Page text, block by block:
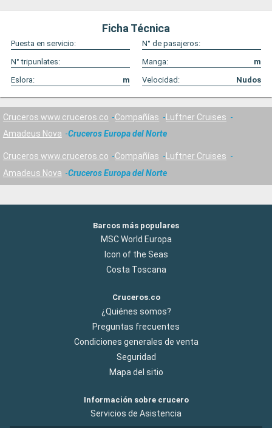
Ficha Técnica
Puesta en servicio:
N° de pasajeros:
N° tripunlates:
Manga:
m
Eslora:
m Velocidad: Nudos
Cruceros www.cruceros.co Compañías
Luftner Cruises
Amadeus Nova
Cruceros Europa del Norte
Cruceros www.cruceros.co Compañías
Luftner Cruises
Amadeus Nova
Cruceros Europa del Norte
Barcos más populares
MSC World Europa
Icon of the Seas
Costa Toscana
Cruceros.co
¿Quiénes somos?
Preguntas frecuentes
Condiciones generales de venta
Seguridad
Mapa del sitio
Información sobre crucero
Servicios de Asistencia